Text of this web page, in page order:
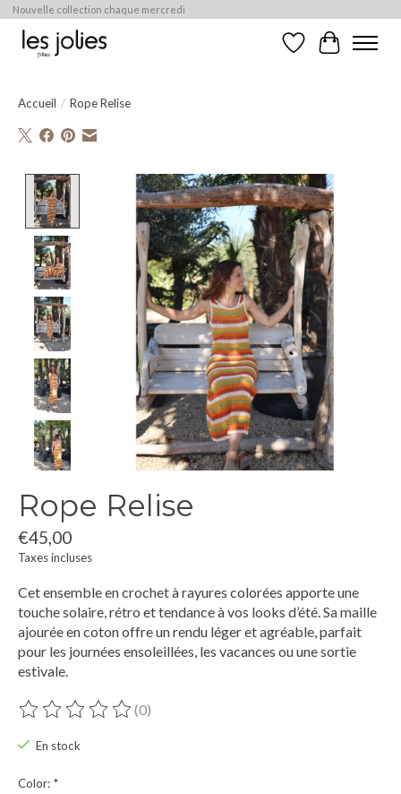
Nouvelle collection chaque mercredi
Liste de souhaits
Panier
Accueil / Rope Relise
Product image slideshow Items
Rope Relise
€45,00
Taxes incluses
Cet ensemble en crochet à rayures colorées apporte une
touche solaire, rétro et tendance à vos looks d’été. Sa maille
ajourée en coton offre un rendu léger et agréable, parfait
pour les journées ensoleillées, les vacances ou une sortie
estivale.
Ce produit est évalué à
(0)
En stock
Color: *